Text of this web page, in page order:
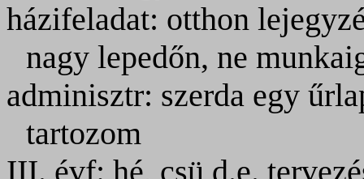
házifeladat: otthon
nagy lepedőn, ne
adminisztr: szerda egy
tartozom
III. évf: hé, csü d.e.